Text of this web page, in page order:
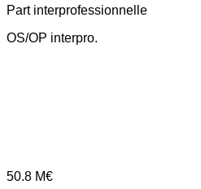
Part interprofessionnelle
OS/OP interpro.
50.8 M€